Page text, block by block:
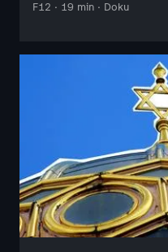
F12 · 19 min · Doku